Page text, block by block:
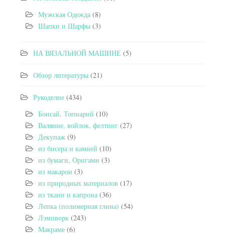
Мужская Одежда (8)
Шапки и Шарфы (3)
НА ВЯЗАЛЬНОЙ МАШИНЕ (5)
Обзор литературы (21)
Рукоделие (434)
Бонсай, Топиарий (10)
Валяние, войлок, фелтинг (27)
Декупаж (9)
из бисера и камней (10)
из бумаги, Оригами (3)
из макарон (3)
из природных материалов (17)
из ткани и капрона (36)
Лепка (полимерная глина) (54)
Лэмпворк (243)
Макраме (6)